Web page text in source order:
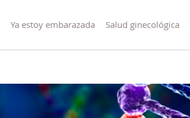
Ya estoy embarazada Salud ginecológica